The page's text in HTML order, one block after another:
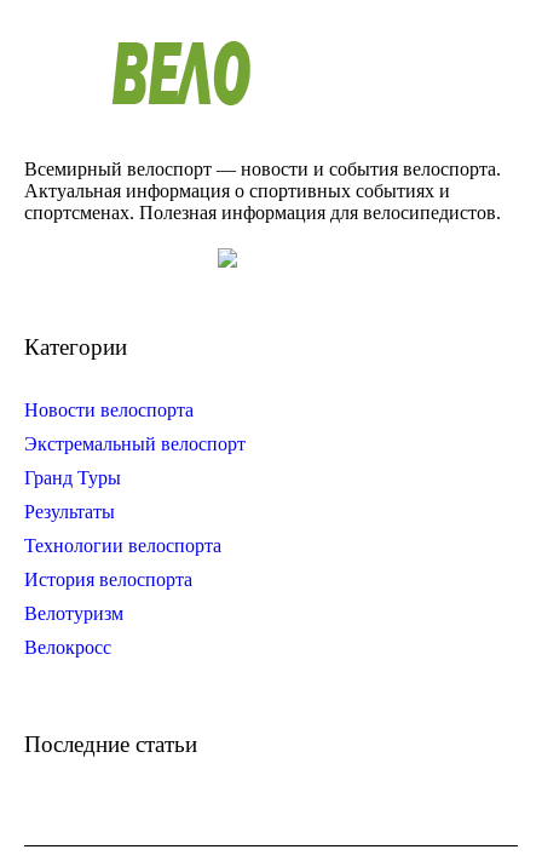
Всемирный велоспорт — новости и события велоспорта.
Актуальная информация о спортивных событиях и
спортсменах. Полезная информация для велосипедистов.
Категории
Новости велоспорта
Экстремальный велоспорт
Гранд Туры
Результаты
Технологии велоспорта
История велоспорта
Велотуризм
Велокросс
Последние статьи